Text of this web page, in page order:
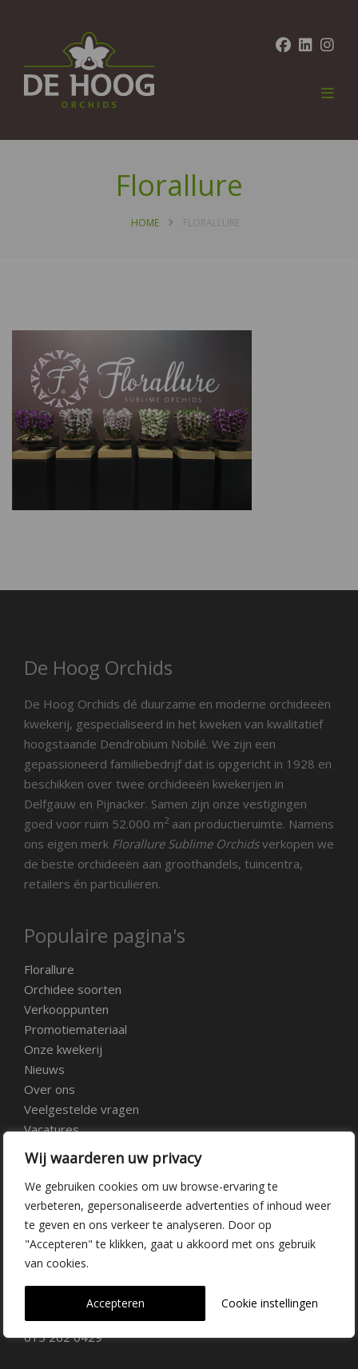
Wij waarderen uw privacy
We gebruiken cookies om uw browse-ervaring te
verbeteren, gepersonaliseerde advertenties of inhoud weer
te geven en ons verkeer te analyseren. Door op
"Accepteren" te klikken, gaat u akkoord met ons gebruik
van cookies.
Cookie instellingen
Accepteren
Florallure
HOME FLORALLURE
De Hoog Orchids
De Hoog Orchids dé duurzame en moderne orchideeën
kwekerij, gespecialiseerd in het kweken van kwalitatief
hoogstaande Dendrobium Nobilé. We zijn een
gepassioneerd familiebedrijf dat is opgericht in 1928 en
beschikken over twee orchideeën kwekerijen in
Delfgauw en Pijnacker. Samen zijn onze vestigingen
goed voor ruim 52.000 m2 aan productieruimte. Namens
ons eigen merk Florallure Sublime Orchidsverkopen we
de beste orchideeën aan groothandels, tuincentra,
retailers én particulieren.
Populaire pagina's
Florallure
Orchidee soorten
Verkooppunten
Promotiemateriaal
Onze kwekerij
Nieuws
Over ons
Veelgestelde vragen
Vacatures
Contact
Kwekerij Delfgauw
Vrederustlaan 10
info@dehoogorchids.com
015 262 0429